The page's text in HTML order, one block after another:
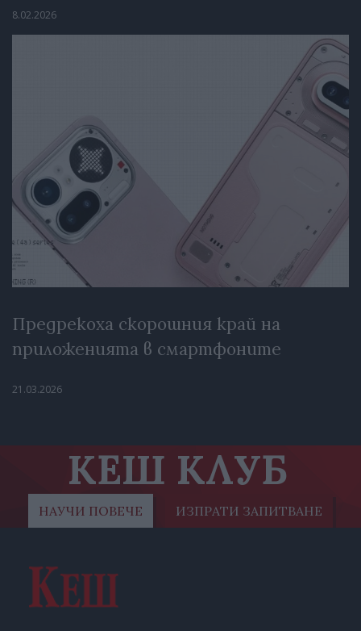
8.02.2026
Предрекоха скорошния край на
приложенията в смартфоните
21.03.2026
КЕШ КЛУБ
НАУЧИ ПОВЕЧЕ ИЗПРАТИ ЗАПИТВАНЕ